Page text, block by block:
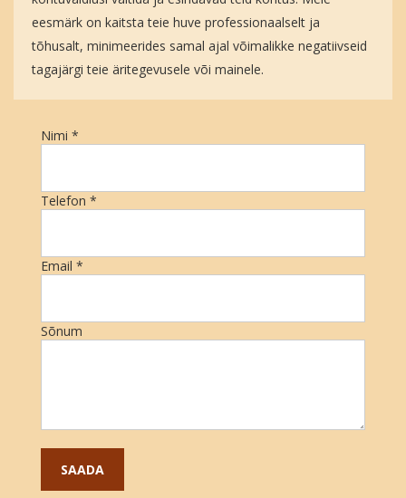
eesmärk on kaitsta teie huve professionaalselt ja
tõhusalt, minimeerides samal ajal võimalikke negatiivseid
tagajärgi teie äritegevusele või mainele.
Nimi *
Telefon *
Email *
Sõnum